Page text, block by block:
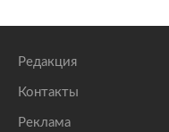
Редакция
Контакты
Реклама